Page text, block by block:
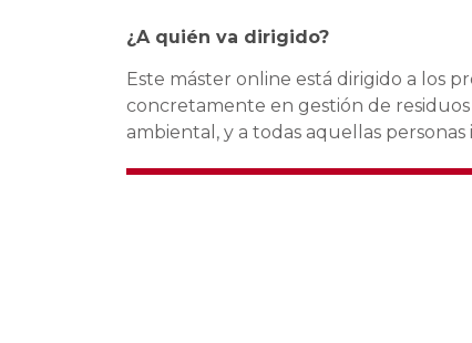
¿A quién va dirigido?
Este máster online está dirigido a los
concretamente en gestión de
ambiental, y a todas aquellas